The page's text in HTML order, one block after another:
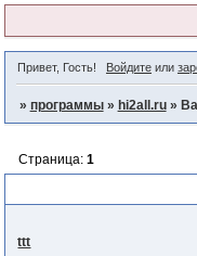
Привет, Гость! Войдитеили
» программы » hi2all.ru »
Страница: 1
ttt